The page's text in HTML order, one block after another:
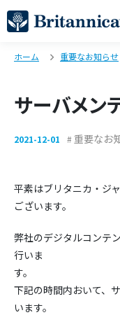
ホーム 重要なお知らせ
サーバメン
2021-12-01 重要なお
平素はブリタニカ・ジ
ございます。
弊社のデジタルコンテ
行いま
下記の時間内おいて、
います。